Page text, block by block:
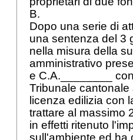
B.
Dopo una serie di
una sentenza del 3
nella misura della
amministrativo
e C.A.________
Tribunale
licenza edilizia con
trattare al massimo
in effetti ritenuto
sull'ambiente ed ha